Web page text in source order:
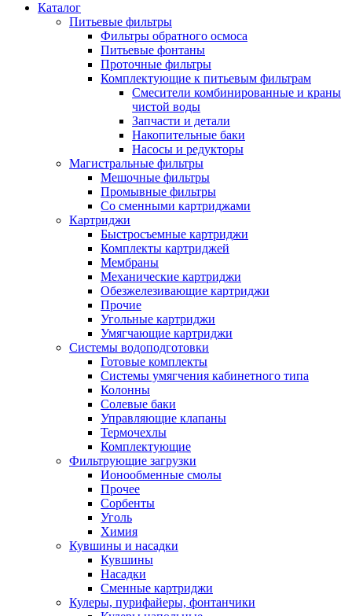
Каталог
Питьевые фильтры
Фильтры обратного осмоса
Питьевые фонтаны
Проточные фильтры
Комплектующие к питьевым фильтрам
Смесители комбинированные и краны
чистой воды
Запчасти и детали
Накопительные баки
Насосы и редукторы
Магистральные фильтры
Мешочные фильтры
Промывные фильтры
Со сменными картриджами
Картриджи
Быстросъемные картриджи
Комплекты картриджей
Мембраны
Механические картриджи
Обезжелезивающие картриджи
Прочие
Угольные картриджи
Умягчающие картриджи
Системы водоподготовки
Готовые комплекты
Системы умягчения кабинетного типа
Колонны
Солевые баки
Управляющие клапаны
Термочехлы
Комплектующие
Фильтрующие загрузки
Ионообменные смолы
Прочее
Сорбенты
Уголь
Химия
Кувшины и насадки
Кувшины
Насадки
Сменные картриджи
Кулеры, пурифайеры, фонтанчики